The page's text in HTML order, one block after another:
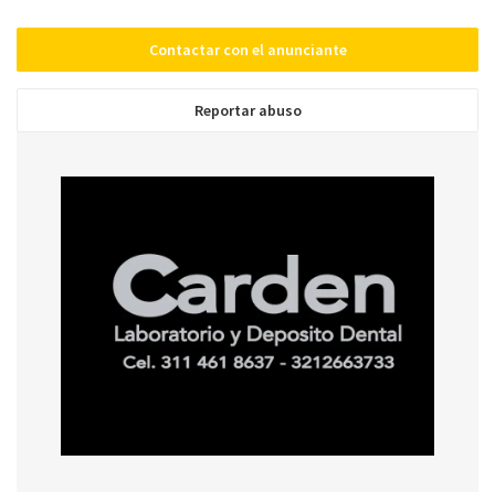
Contactar con el anunciante
Reportar abuso